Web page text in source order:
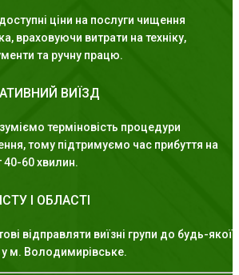
ціни на послуги чищення
враховуючи витрати на техніку,
та ручну працю.
ВИЇЗД
терміновість процедури
тому підтримуємо час прибуття на
40-60 хвилин.
І ОБЛАСТІ
відправляти виїзні групи до будь-якої
у м. Володимирівське.